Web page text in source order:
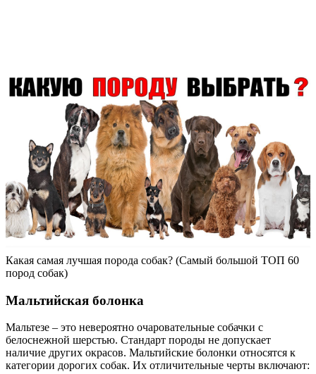
Какая самая лучшая порода собак? (Самый большой ТОП 60
пород собак)
Мальтийская болонка
Мальтезе – это невероятно очаровательные собачки с
белоснежной шерстью. Стандарт породы не допускает
наличие других окрасов. Мальтийские болонки относятся к
категории дорогих собак. Их отличительные черты включают: